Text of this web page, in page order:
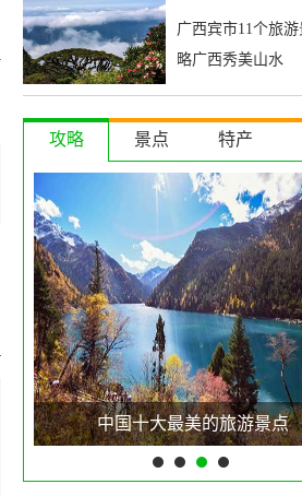
广西宾市11个旅
略广西秀美山水
攻略 景点 特产
游景点 泰山在哪个